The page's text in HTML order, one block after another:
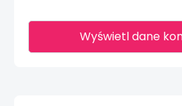
Wyświetl dane